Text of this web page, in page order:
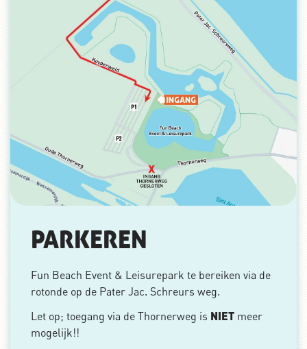
PARKEREN
Fun Beach Event & Leisurepark te bereiken via de
rotonde op de Pater Jac. Schreurs weg.
Let op; toegang via de Thornerweg is NIET meer
mogelijk!!